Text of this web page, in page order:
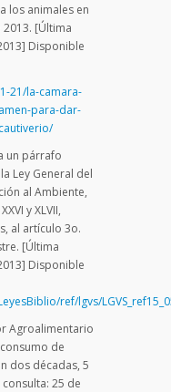
los animales en
[Última
Disponible
21/la-camara-
para-dar-
un párrafo
Ley General del
al Ambiente,
y XLVII,
al artículo 3o.
[Última
Disponible
ref/lgvs/
Agroalimentario
de
dos décadas, 5
25 de